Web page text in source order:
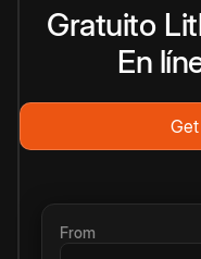
Gratuito
En
From